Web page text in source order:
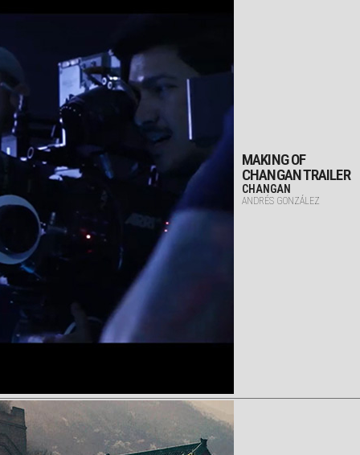
MAKING OF
CHANGAN TRAILER
CHANGAN
ANDRÉS GONZÁLEZ